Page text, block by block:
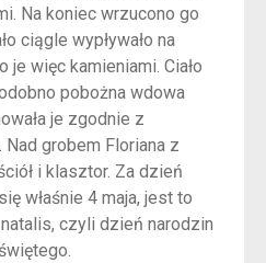
Na koniec wrzucono go
ciągle wypływało na
więc kamieniami. Ciało
pobożna wdowa
je zgodnie z
grobem Floriana z
i klasztor. Za dzień
właśnie 4 maja, jest to
czyli dzień narodzin